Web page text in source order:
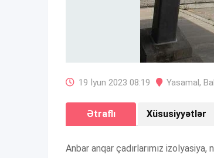
19 İyun 2023 08:19 Yasamal,
Ətraflı Xüsusiyyətlər
Anbar anqar çadırlarımız